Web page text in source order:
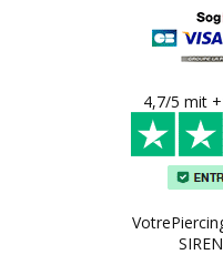
4,7/5 mit